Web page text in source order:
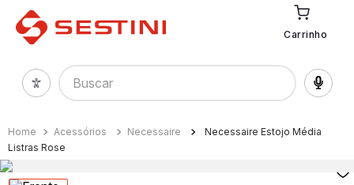
Carrinho
Buscar
Acessórios Necessaire
Necessaire Estojo Média
Listras Rose